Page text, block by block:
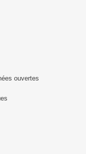
ouvertes